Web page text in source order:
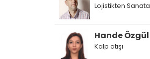
Lojistikten Sanata
Hande Özgül
Kalp atışı